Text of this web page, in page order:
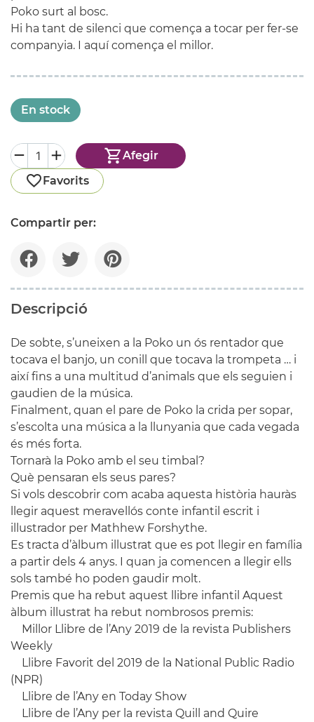
Poko surt al bosc.
Hi ha tant de silenci que comença a tocar per fer-se
companyia. I aquí comença el millor.
En stock
Afegir
Favorits
Compartir per:
Descripció
De sobte, s’uneixen a la Poko un ós rentador que
tocava el banjo, un conill que tocava la trompeta … i
així fins a una multitud d’animals que els seguien i
gaudien de la música.
Finalment, quan el pare de Poko la crida per sopar,
s’escolta una música a la llunyania que cada vegada
és més forta.
Tornarà la Poko amb el seu timbal?
Què pensaran els seus pares?
Si vols descobrir com acaba aquesta història hauràs
llegir aquest meravellós conte infantil escrit i
illustrador per Mathhew Forshythe.
Es tracta d’àlbum illustrat que es pot llegir en família
a partir dels 4 anys. I quan ja comencen a llegir ells
sols també ho poden gaudir molt.
Premis que ha rebut aquest llibre infantil Aquest
àlbum illustrat ha rebut nombrosos premis:
Millor Llibre de l’Any 2019 de la revista Publishers
Weekly
Llibre Favorit del 2019 de la National Public Radio
(NPR)
Llibre de l’Any en Today Show
Llibre de l’Any per la revista Quill and Quire